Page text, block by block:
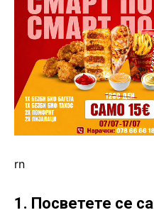
rn
1. Посветете се